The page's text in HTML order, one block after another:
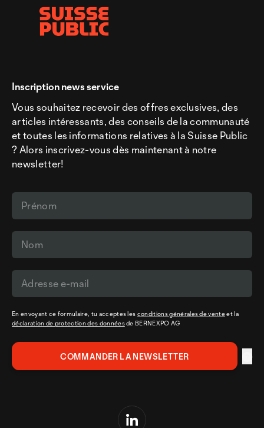
Inscription news service
Vous souhaitez recevoir des offres exclusives, des
articles intéressants, des conseils de la communauté
et toutes les informations relatives à la Suisse Public
? Alors inscrivez-vous dès maintenant à notre
newsletter!
En envoyant ce formulaire, tu acceptes les conditions générales de venteet la
déclaration de protection des donnéesde BERNEXPO AG